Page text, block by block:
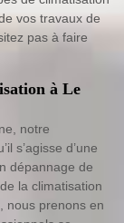
vos travaux de
pas à faire
à Le
notre
s’agisse d’une
dépannage de
la climatisation
nous prenons en